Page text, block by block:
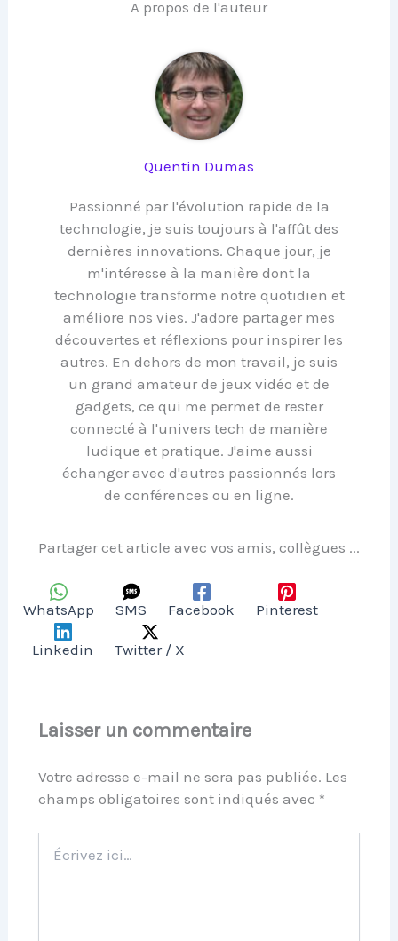
A propos de l'auteur
Quentin Dumas
Passionné par l'évolution rapide de la
technologie, je suis toujours à l'affût des
dernières innovations. Chaque jour, je
m'intéresse à la manière dont la
technologie transforme notre quotidien et
améliore nos vies. J'adore partager mes
découvertes et réflexions pour inspirer les
autres. En dehors de mon travail, je suis
un grand amateur de jeux vidéo et de
gadgets, ce qui me permet de rester
connecté à l'univers tech de manière
ludique et pratique. J'aime aussi
échanger avec d'autres passionnés lors
de conférences ou en ligne.
Partager cet article avec vos amis, collègues ...
WhatsApp SMS Facebook Pinterest
Linkedin Twitter / X
Laisser un commentaire
Votre adresse e-mail ne sera pas publiée. Les
champs obligatoires sont indiqués avec *
ici…